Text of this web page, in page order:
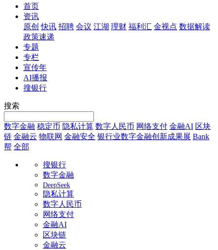
首页
资讯
原创 快讯 招聘 会议 江湖 理财 福利汇 金视点 数据解读
政策速递
专题
专栏
宣传年
AI播报
搜银行
搜索
数字金融 稳定币 隐私计算 数字人民币 网络支付 金融AI 区块
链 金融云 物联网 金融安全 银行业数字金融创新成果展 Bank
帮 全部
搜银行
数字金融
DeepSeek
隐私计算
数字人民币
网络支付
金融AI
区块链
金融云